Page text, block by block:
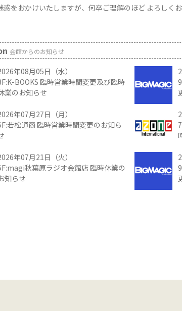
惑をおかけいたしますが、何卒ご理解のほど よろしくお
会館からのお知らせ
年08月05日（水）
BOOKS 臨時営業時間変更及び臨時
業のお知らせ
年07月27日（月）
若松通商 臨時営業時間変更のお知ら
年07月21日（火）
秋葉原ラジオ会館店 臨時休業の
知らせ